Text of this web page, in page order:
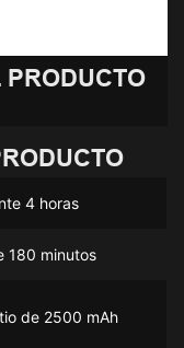
4 horas
180 minutos
de 2500 mAh